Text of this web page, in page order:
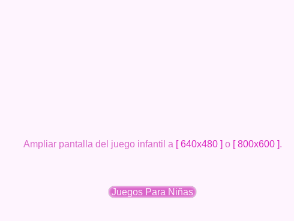
Ampliar pantalla del juego infantil a [ 640x480 ] o [ 800x600 ].
Juegos Para Niñas